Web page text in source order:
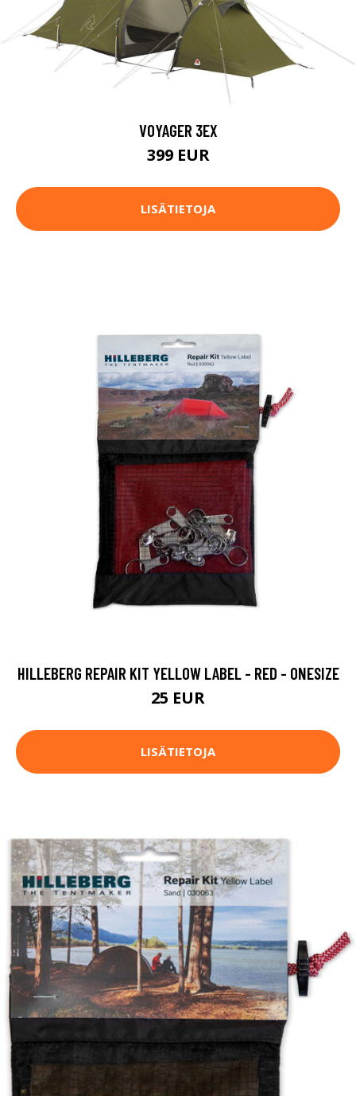
VOYAGER 3EX
399 EUR
LISÄTIETOJA
HILLEBERG REPAIR KIT YELLOW LABEL - RED - ONESIZE
25 EUR
LISÄTIETOJA